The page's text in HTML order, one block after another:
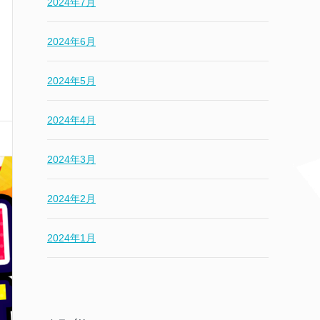
2024年7月
2024年6月
2024年5月
2024年4月
2024年3月
2024年2月
2024年1月